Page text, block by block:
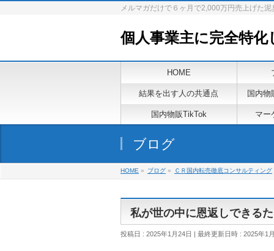
メルマガだけで６ヶ月で2,000万円売上げた
個人事業主に完全特
HOME
結果を出す人の共通点 国内物
国内物販TikTok マー
ブログ
HOME » ブログ » ＣＲ国内転売徹底コンサルティング
私が世の中に恩返しできる
投稿日 : 2025年1月24日 最終更新日時 : 2025年1